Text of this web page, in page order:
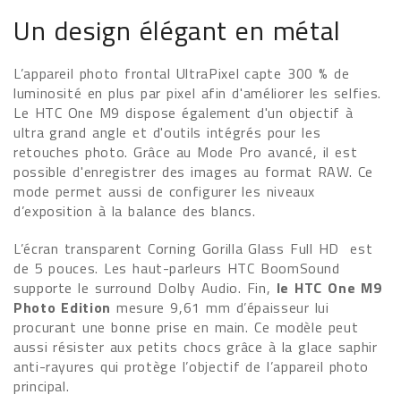
Un design élégant en métal
L’appareil photo frontal UltraPixel capte 300 % de
luminosité en plus par pixel afin d'améliorer les selfies.
Le HTC One M9 dispose également d'un objectif à
ultra grand angle et d'outils intégrés pour les
retouches photo. Grâce au Mode Pro avancé, il est
possible d'enregistrer des images au format RAW. Ce
mode permet aussi de configurer les niveaux
d’exposition à la balance des blancs.
L’écran transparent Corning Gorilla Glass Full HD est
de 5 pouces. Les haut-parleurs HTC BoomSound
supporte le surround Dolby Audio. Fin, le HTC One M9
Photo Edition mesure 9,61 mm d’épaisseur lui
procurant une bonne prise en main. Ce modèle peut
aussi résister aux petits chocs grâce à la glace saphir
anti-rayures qui protège l’objectif de l’appareil photo
principal.